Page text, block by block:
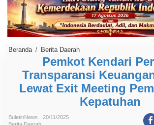
Beranda / Berita Daerah
e
m
k
o
K
e
Pemkot Kendari
Transparansi
Lewat Exit Meeting
Kepatuhan
BuletinNews
20/11/2025